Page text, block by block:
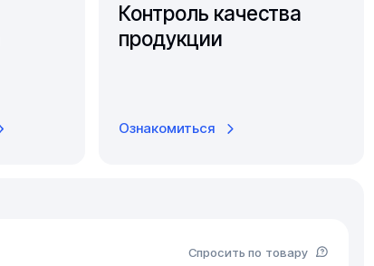
Контроль качества
продукции
Ознакомиться
Спросить по товару